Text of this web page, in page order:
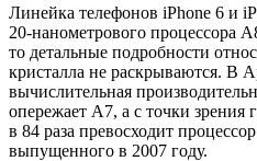
Линейка телефонов iPhone 6 и
20-нанометрового процессора
то детальные подробности
кристалла не раскрываются. В
вычислительная
опережает A7, а с точки зрения
в 84 раза превосходит
выпущенного в 2007 году.